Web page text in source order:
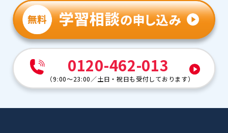
0120-462-013
（9:00～23:00 ／土日・祝日も受付しております）